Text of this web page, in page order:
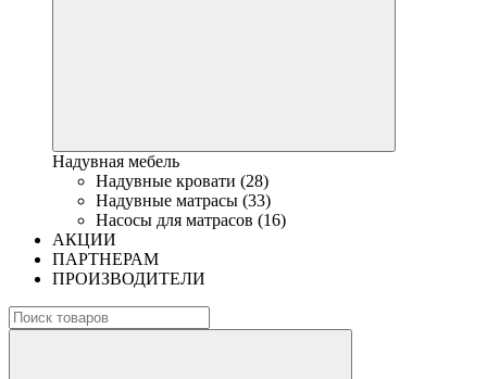
Надувная мебель
Надувные кровати (28)
Надувные матрасы (33)
Насосы для матрасов (16)
АКЦИИ
ПАРТНЕРАМ
ПРОИЗВОДИТЕЛИ